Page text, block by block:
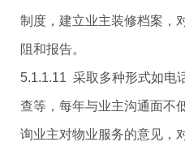
制度，建立业主装修档案，
阻和报告。
5.1.1.11 采取多种形式如电
查等，每年与业主沟通面不
询业主对物业服务的意见，